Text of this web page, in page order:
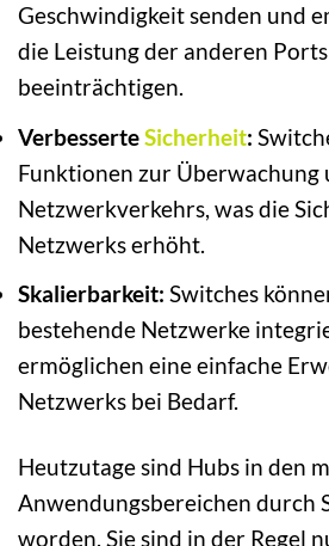
Geschwindigkeit senden und
die Leistung der anderen
beeinträchtigen.
VerbesserteSicherheit:
Funktionen zur Überwachung
Netzwerkverkehrs, was die
Netzwerks erhöht.
Skalierbarkeit: Switches
bestehende Netzwerke
ermöglichen eine einfache
Netzwerks bei Bedarf.
Heutzutage sind Hubs in den
Anwendungsbereichen durch
worden. Sie sind in der Regel